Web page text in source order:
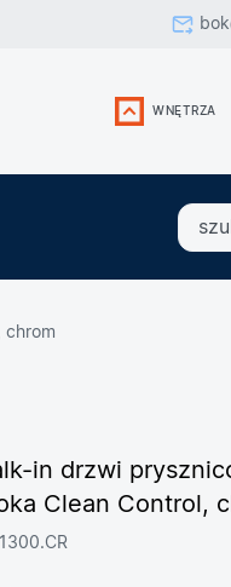
WNĘTRZA
szukaj
chrom
in drzwi
Clean Control,